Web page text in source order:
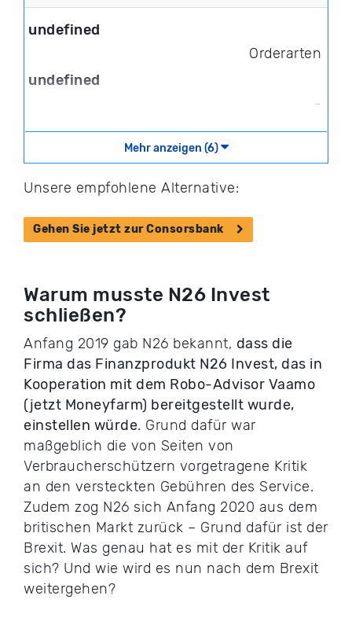
Orderarten
-
Mehr anzeigen (6)
Unsere empfohlene Alternative:
Gehen Sie jetzt zur Consorsbank
Warum musste N26 Invest
schließen?
Anfang 2019 gab N26 bekannt, dass die
Firma das Finanzprodukt N26 Invest, das in
Kooperation mit dem Robo-Advisor Vaamo
(jetzt Moneyfarm) bereitgestellt wurde,
einstellen würde. Grund dafür war
maßgeblich die von Seiten von
Verbraucherschützern vorgetragene Kritik
an den versteckten Gebühren des Service.
Zudem zog N26 sich Anfang 2020 aus dem
britischen Markt zurück – Grund dafür ist der
Brexit. Was genau hat es mit der Kritik auf
sich? Und wie wird es nun nach dem Brexit
weitergehen?